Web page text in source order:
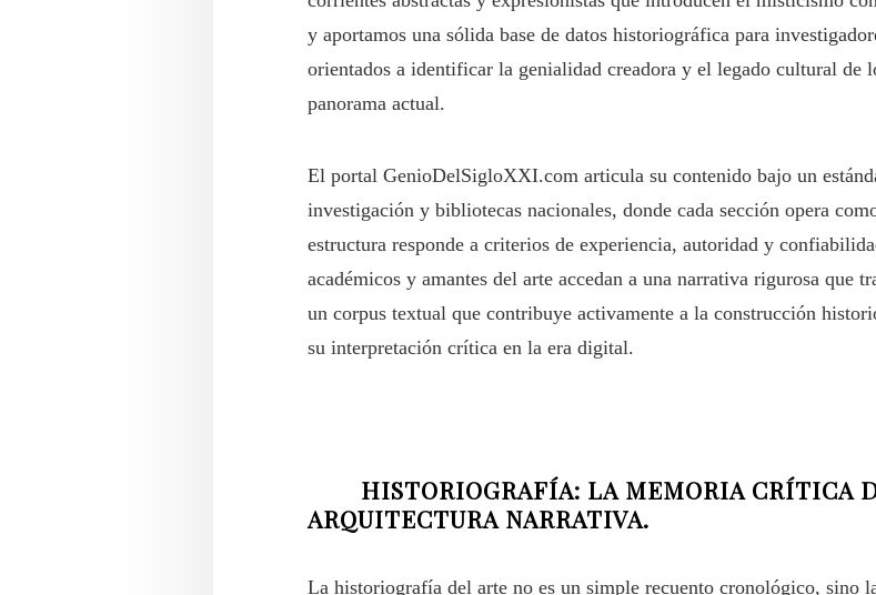
y aportamos una sólida base de datos historiográfica para
orientados a identificar la genialidad creadora y el legado cultural de
panorama actual.
El portal GenioDelSigloXXI.com articula su contenido bajo un
investigación y bibliotecas nacionales, donde cada sección opera
estructura responde a criterios de experiencia, autoridad y
académicos y amantes del arte accedan a una narrativa rigurosa que
un corpus textual que contribuye activamente a la construcción
su interpretación crítica en la era digital.
HISTORIOGRAFÍA: LA MEMORIA CRÍTICA
ARQUITECTURA NARRATIVA.
La historiografía del arte no es un simple recuento cronológico, sino